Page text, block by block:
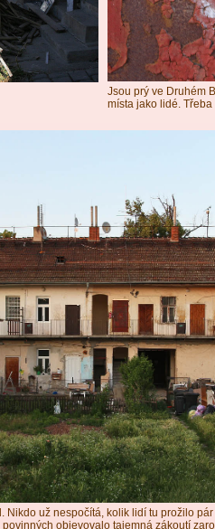
Jsou prý ve Druhém
místa jako lidé.
už nespočítá, kolik lidí tu prožilo
objevovalo tajemná zákoutí